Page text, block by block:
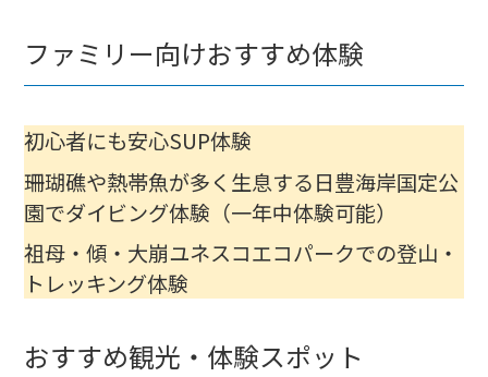
ファミリー向けおすすめ体験
初心者にも安心SUP体験
珊瑚礁や熱帯魚が多く生息する日豊海岸国定公
園でダイビング体験（一年中体験可能）
祖母・傾・大崩ユネスコエコパークでの登山・
トレッキング体験
おすすめ観光・体験スポット